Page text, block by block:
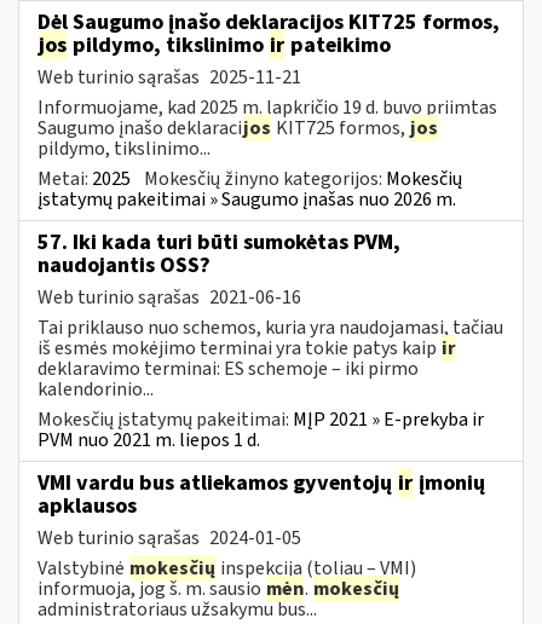
Dėl Saugumo įnašo deklaracijos KIT725 formos,
jos pildymo, tikslinimo ir pateikimo
Web turinio sąrašas 2025-11-21
Informuojame, kad 2025 m. lapkričio 19 d. buvo priimtas
Saugumo įnašo deklaracijos KIT725 formos, jos
pildymo, tikslinimo...
Metai: 2025 Mokesčių žinyno kategorijos: Mokesčių
įstatymų pakeitimai » Saugumo įnašas nuo 2026 m.
57. Iki kada turi būti sumokėtas PVM,
naudojantis OSS?
Web turinio sąrašas 2021-06-16
Tai priklauso nuo schemos, kuria yra naudojamasi, tačiau
iš esmės mokėjimo terminai yra tokie patys kaip ir
deklaravimo terminai: ES schemoje – iki pirmo
kalendorinio...
Mokesčių įstatymų pakeitimai: MĮP 2021 » E-prekyba ir
PVM nuo 2021 m. liepos 1 d.
VMI vardu bus atliekamos gyventojų ir įmonių
apklausos
Web turinio sąrašas 2024-01-05
Valstybinė mokesčių inspekcija (toliau – VMI)
informuoja, jog š. m. sausio mėn. mokesčių
administratoriaus užsakymu bus...